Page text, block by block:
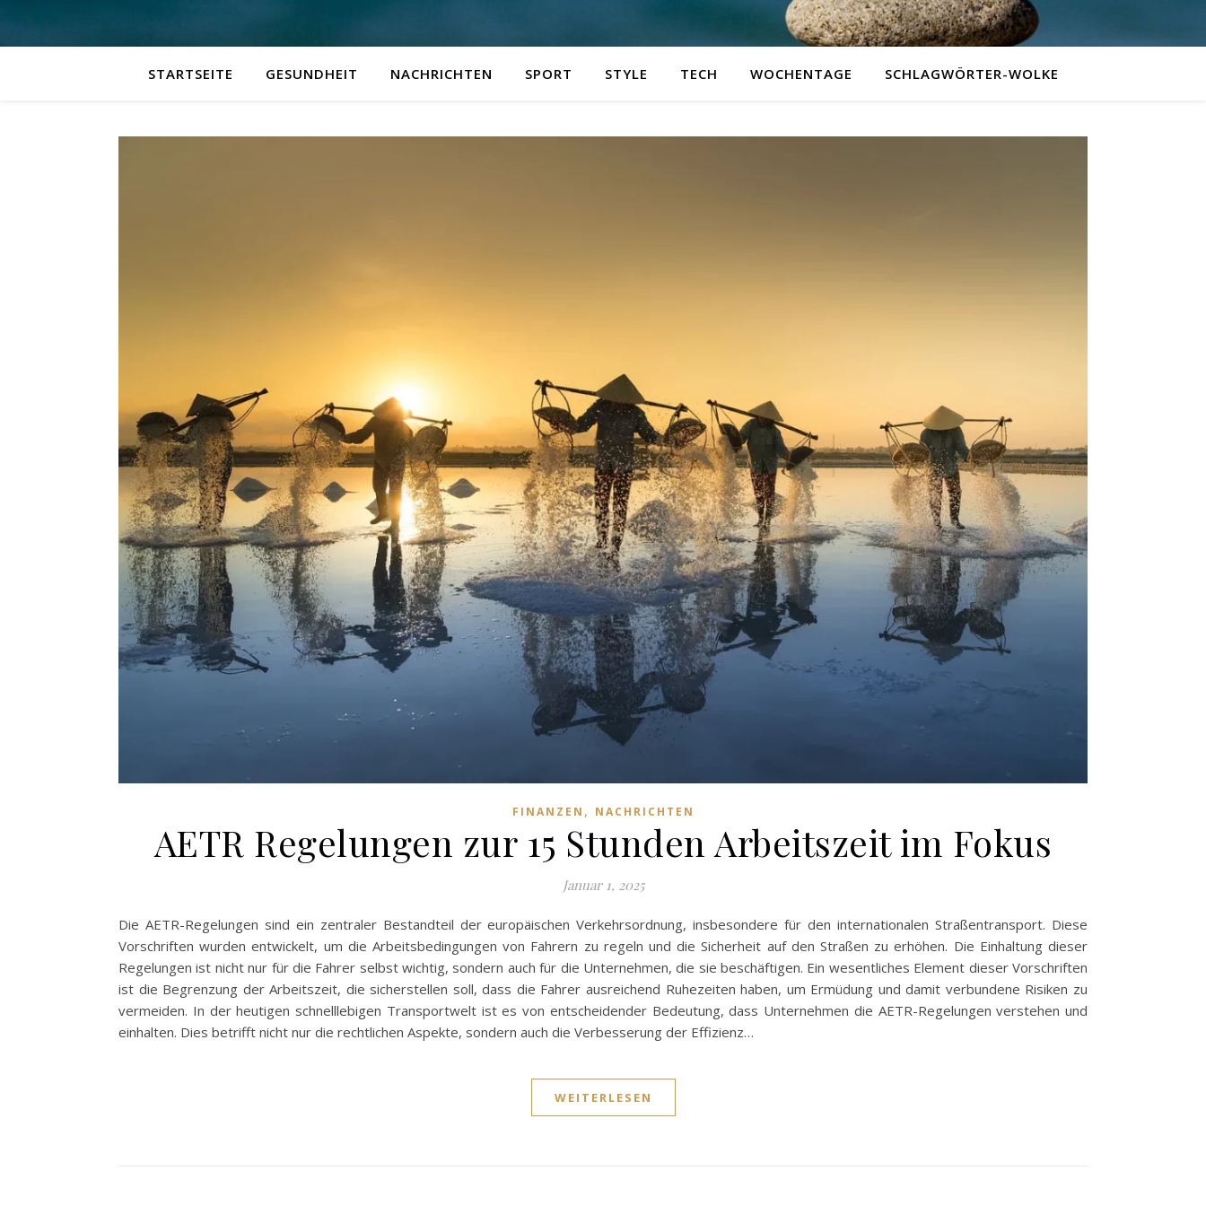
STARTSEITE GESUNDHEIT NACHRICHTEN SPORT STYLE TECH WOCHENTAGE SCHLAGWÖRTER-WOLKE
FINANZEN , NACHRICHTEN
AETR Regelungen zur 15 Stunden Arbeitszeit im Fokus
Januar 1, 2025
Die AETR-Regelungen sind ein zentraler Bestandteil der europäischen Verkehrsordnung, insbesondere für den internationalen Straßentransport. Diese
Vorschriften wurden entwickelt, um die Arbeitsbedingungen von Fahrern zu regeln und die Sicherheit auf den Straßen zu erhöhen. Die Einhaltung dieser
Regelungen ist nicht nur für die Fahrer selbst wichtig, sondern auch für die Unternehmen, die sie beschäftigen. Ein wesentliches Element dieser Vorschriften
ist die Begrenzung der Arbeitszeit, die sicherstellen soll, dass die Fahrer ausreichend Ruhezeiten haben, um Ermüdung und damit verbundene Risiken zu
vermeiden. In der heutigen schnelllebigen Transportwelt ist es von entscheidender Bedeutung, dass Unternehmen die AETR-Regelungen verstehen und
einhalten. Dies betrifft nicht nur die rechtlichen Aspekte, sondern auch die Verbesserung der Effizienz…
WEITERLESEN